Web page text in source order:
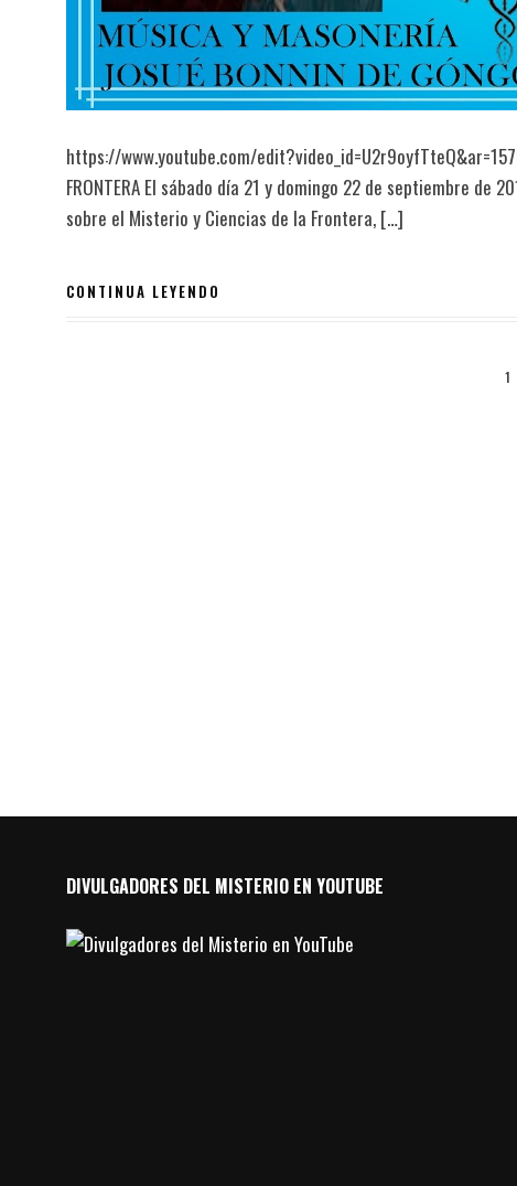
https://www.youtube.com/
FRONTERA El sábado día 21 y domingo 22 de septiembre de
sobre el Misterio y Ciencias de la Frontera, […]
CONTINUA LEYENDO
1
DIVULGADORES DEL MISTERIO EN YOUTUBE